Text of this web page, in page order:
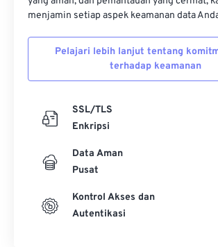
menjamin setiap aspek keamanan data
Pelajari lebih lanjut tentang
terhadap keamanan
SSL/TLS
Enkripsi
Data Aman
Pusat
Kontrol Akses dan
Autentikasi